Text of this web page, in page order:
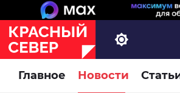
Главное Новости